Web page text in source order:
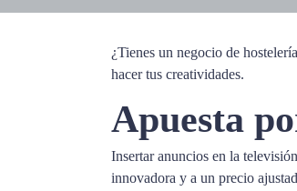
¿Tienes un negocio de
hacer tus creatividades.
Apuesta
Insertar anuncios en la
innovadora y a un precio